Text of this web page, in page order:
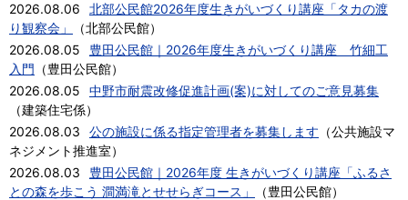
2026.08.06
北部公民館2026年度生きがいづくり講座「タカの渡
り観察会」
（北部公民館）
2026.08.05
豊田公民館｜2026年度生きがいづくり講座 竹細工
入門 （豊田公民館）
2026.08.05
中野市耐震改修促進計画(案)に対してのご意見募集
（建築住宅係）
2026.08.03
公の施設に係る指定管理者を募集します （公共施設マ
ネジメント推進室）
2026.08.03
豊田公民館｜2026年度 生きがいづくり講座「ふるさ
との森を歩こう 澗満滝とせせらぎコース」
（豊田公民館）